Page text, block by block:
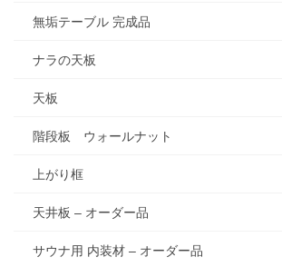
無垢テーブル 完成品
ナラの天板
天板
階段板 ウォールナット
上がり框
天井板 – オーダー品
サウナ用 内装材 – オーダー品